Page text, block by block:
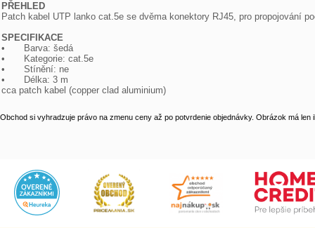
PŘEHLED
Patch kabel UTP lanko cat.5e se dvěma konektory RJ45, pro propojování
SPECIFIKACE
•	Barva: šedá
•	Kategorie: cat.5e
•	Stínění: ne
•	Délka: 3 m
cca patch kabel (copper clad aluminium)
Obchod si vyhradzuje právo na zmenu ceny až po potvrdenie objednávky. Obrázok má len